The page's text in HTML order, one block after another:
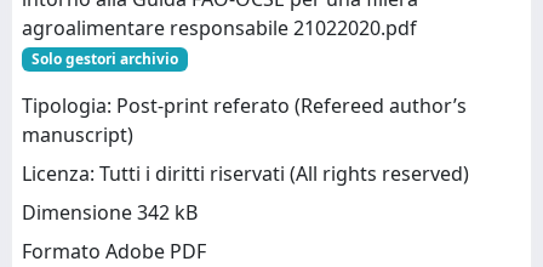
agroalimentare responsabile 21022020.pdf
Solo gestori archivio
Tipologia: Post-print referato (Refereed author’s
manuscript)
Licenza: Tutti i diritti riservati (All rights reserved)
Dimensione 342 kB
Formato Adobe PDF